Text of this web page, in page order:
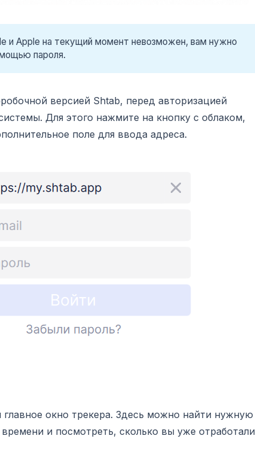
и Apple на текущий момент невозможен, вам нужно
пароля.
версией Shtab, перед авторизацией
Для этого нажмите на кнопку с облаком,
поле для ввода адреса.
главное окно трекера. Здесь можно найти нужную
времени и посмотреть, сколько вы уже отработали